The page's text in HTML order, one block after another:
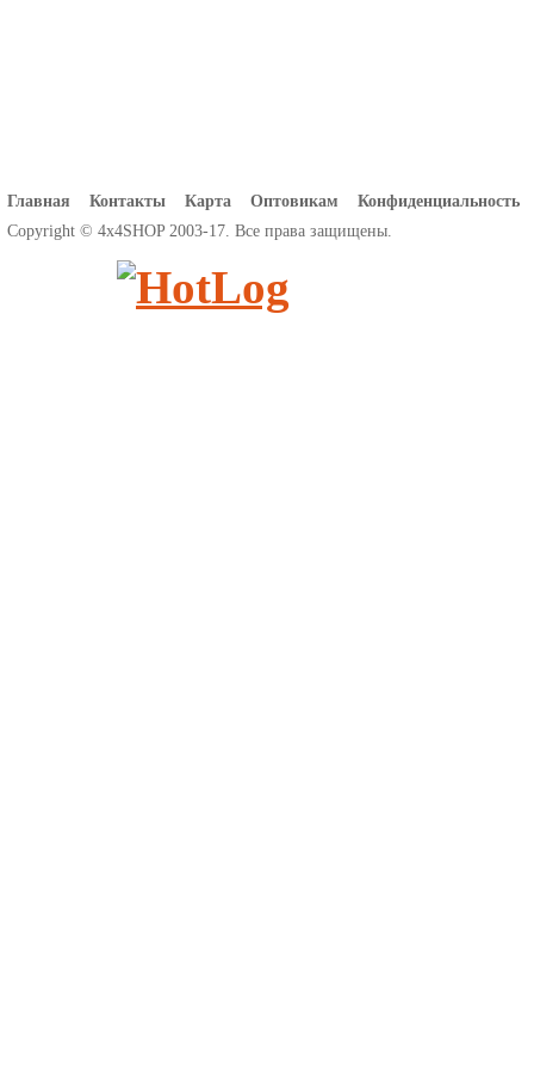
Главная Контакты Карта Оптовикам
Конфиденциальность
Copyright © 4x4SHOP 2003-17. Все права защищены.